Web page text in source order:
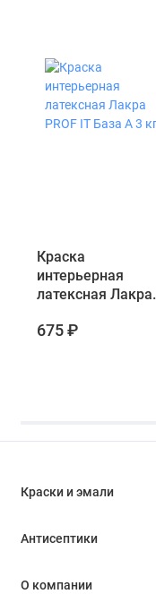
Краска
интерьерная
латексная Лакра
кг
675 ₽
Краски и эмали
Антисептики
О компании